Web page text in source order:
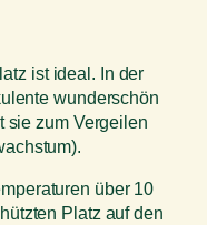
ist ideal. In der
wunderschön
sie zum Vergeilen
über 10
Platz auf den